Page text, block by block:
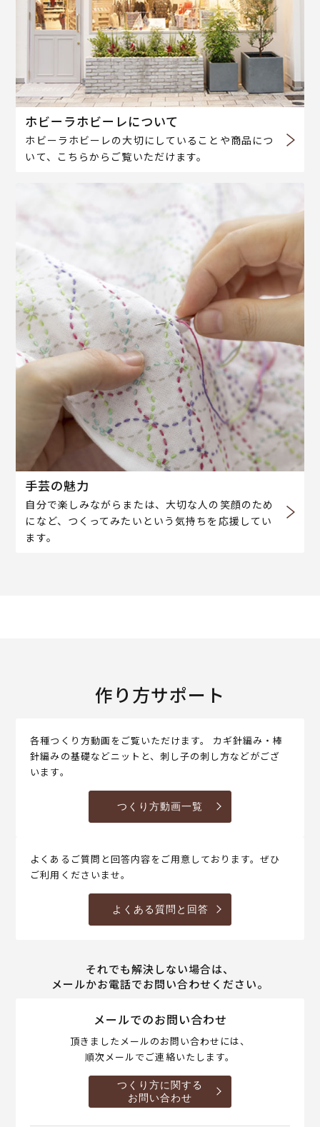
ホビーラホビーレについて
ホビーラホビーレの大切にしていることや商品につ
いて、こちらからご覧いただけます。
手芸の魅力
自分で楽しみながらまたは、大切な人の笑顔のため
になど、つくってみたいという気持ちを応援してい
ます。
作り方サポート
各種つくり方動画をご覧いただけます。 カギ針編み・棒
針編みの基礎などニットと、刺し子の刺し方などがござ
います。
つくり方動画一覧
よくあるご質問と回答内容をご用意しております。ぜひ
ご利用くださいませ。
よくある質問と回答
それでも解決しない場合は、
メールかお電話でお問い合わせください。
メールでのお問い合わせ
頂きましたメールのお問い合わせには、
順次メールでご連絡いたします。
つくり方に関する
お問い合わせ